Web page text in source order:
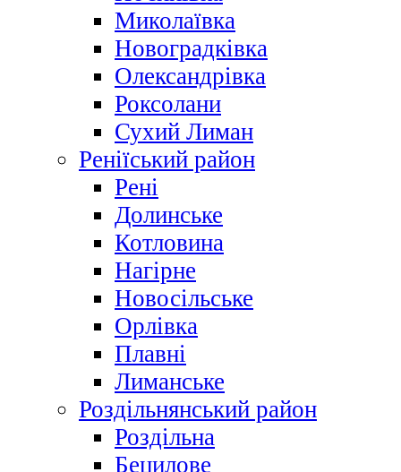
Миколаївка
Новоградківка
Олександрівка
Роксолани
Сухий Лиман
Реніїський район
Рені
Долинське
Котловина
Нагірне
Новосільське
Орлівка
Плавні
Лиманське
Роздільнянський район
Роздільна
Бецилове